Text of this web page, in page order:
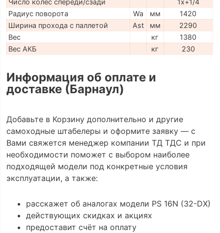
Радиус поворота
Wa мм
1420
Ширина прохода с паллетой
Ast мм
2290
Вес
кг
1380
Вес АКБ
кг 230
Информация об оплате и
доставке (Барнаул)
Добавьте в Корзину дополнительно и другие
самоходные штабелеры и оформите заявку — с
Вами свяжется менеджер компании ТД ТДС и при
необходимости поможет с выбором наиболее
подходящей модели под конкретные условия
эксплуатации, а также:
расскажет об аналогах модели PS 16N (32-DX)
действующих скидках и акциях
предоставит счёт на оплату